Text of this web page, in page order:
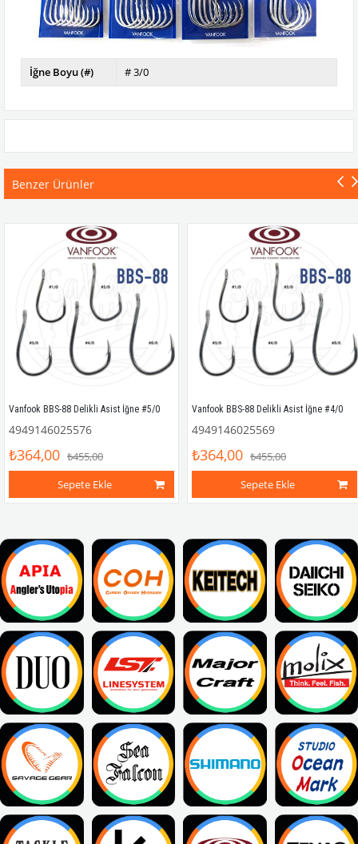
İğne Boyu (#) # 3/0
Benzer Ürünler
Vanfook BBS-88 Delikli Asist İğne #5/0
4949146025576
₺364,00 ₺455,00
Sepete Ekle
Vanfook BBS-88 Delikli Asist İğne #4/0
4949146025569
₺364,00 ₺455,00
Sepete Ekle